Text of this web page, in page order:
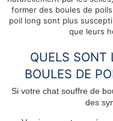
former des boules de
poil long sont plus
que leurs
QUELS SONT
BOULES DE
Si votre chat souffre de
des